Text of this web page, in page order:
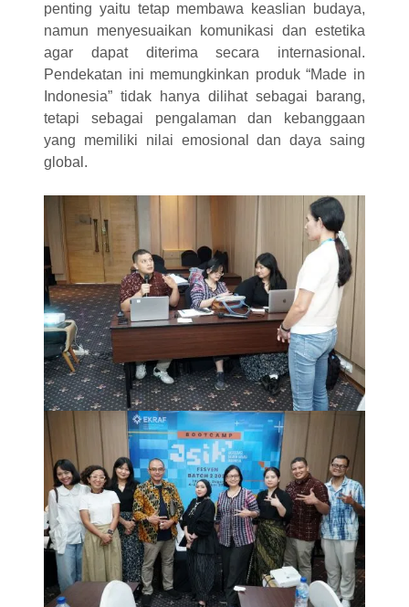
penting yaitu tetap membawa keaslian budaya,
namun menyesuaikan komunikasi dan estetika
agar dapat diterima secara internasional.
Pendekatan ini memungkinkan produk “Made in
Indonesia” tidak hanya dilihat sebagai barang,
tetapi sebagai pengalaman dan kebanggaan
yang memiliki nilai emosional dan daya saing
global.